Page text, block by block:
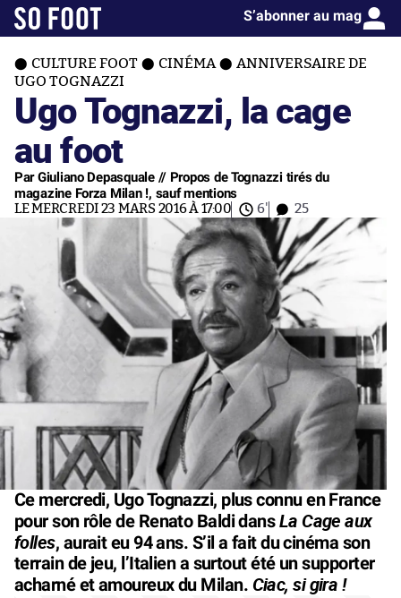
S’abonner au mag
CULTURE FOOT CINÉMA
ANNIVERSAIRE DE
UGO TOGNAZZI
Ugo Tognazzi, la cage
au foot
Par Giuliano Depasquale // Propos de Tognazzi tirés du
magazine Forza Milan !, sauf mentions
LE MERCREDI 23 MARS 2016 À 17:00 6' 25
Ce mercredi, Ugo Tognazzi, plus connu en France
pour son rôle de Renato Baldi dansLa Cage aux
folles, aurait eu 94 ans. S’il a fait du cinéma son
terrain de jeu, l’Italien a surtout été un supporter
acharné et amoureux du Milan. Ciac, si gira !